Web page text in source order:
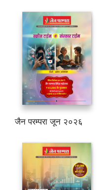
जैन परम्परा जून २०२६